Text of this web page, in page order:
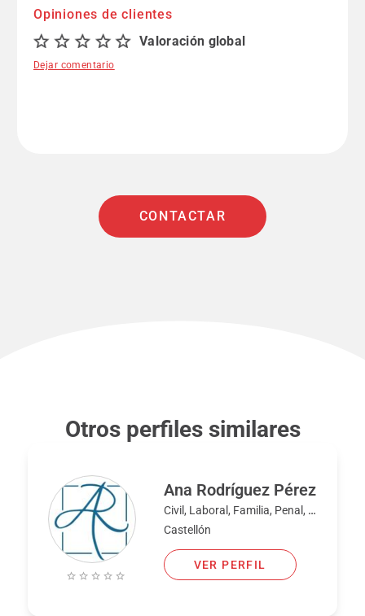
Opiniones de clientes
Valoración global
Dejar comentario
CONTACTAR
Otros perfiles similares
Ana Rodríguez Pérez
Civil, Laboral, Familia, Penal, Bancario
Castellón
VER PERFIL